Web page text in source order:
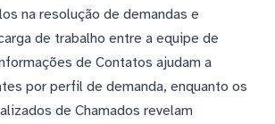
na resolução de demandas e
de trabalho entre a equipe de
de Contatos ajudam a
por perfil de demanda, enquanto os
de Chamados revelam